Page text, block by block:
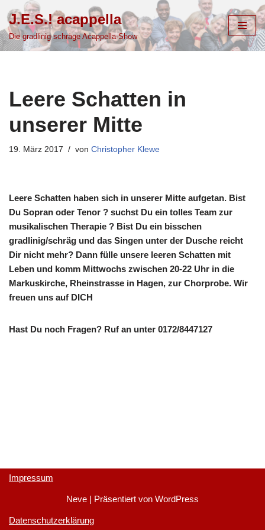
Zum
Inhalt
J.E.S.! acappella
Die gradlinig schräge Acappella-Show
Leere Schatten in
unserer Mitte
19. März 2017 von Christopher Klewe
Leere Schatten haben sich in unserer Mitte aufgetan. Bist
Du Sopran oder Tenor ? suchst Du ein tolles Team zur
musikalischen Therapie ? Bist Du ein bisschen
gradlinig/schräg und das Singen unter der Dusche reicht
Dir nicht mehr? Dann fülle unsere leeren Schatten mit
Leben und komm Mittwochs zwischen 20-22 Uhr in die
Markuskirche, Rheinstrasse in Hagen, zur Chorprobe. Wir
freuen uns auf DICH
Hast Du noch Fragen? Ruf an unter 0172/8447127
Impressum
Neve | Präsentiert von WordPress
Datenschutzerklärung